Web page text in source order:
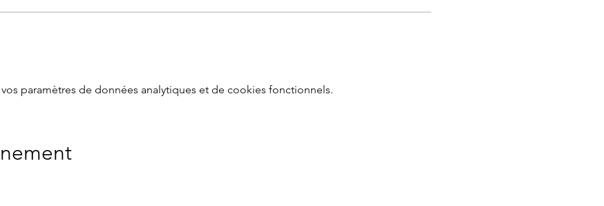
paramètres de données analytiques et de cookies fonctionnels.